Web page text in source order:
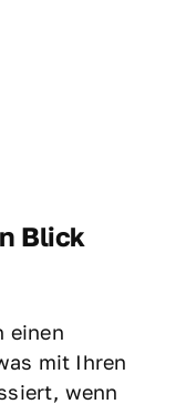
Blick
einen
mit Ihren
wenn